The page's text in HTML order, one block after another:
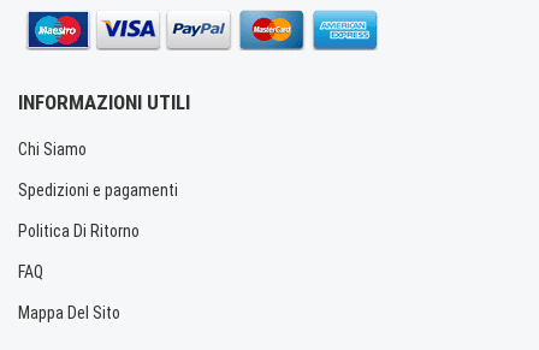
INFORMAZIONI UTILI
Chi Siamo
Spedizioni e pagamenti
Politica Di Ritorno
FAQ
Mappa Del Sito